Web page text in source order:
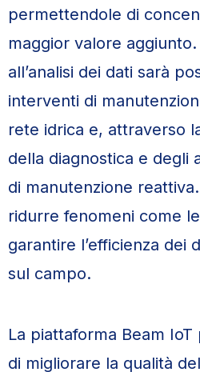
permettendole di
maggior valore
all’analisi dei dati sarà
interventi di
rete idrica e, attraverso
della diagnostica e degli
di manutenzione
ridurre fenomeni come
garantire l’efficienza dei
sul campo.
La piattaforma Beam
di migliorare la qualità